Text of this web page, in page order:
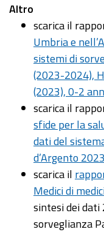
Altro
scarica il
Umbria e
sistemi di
(2023-2024),
(2023), 0-2
scarica il
sfide per la
dati del
d’Argento
scarica il
Medici di
sintesi dei
sorveglianza